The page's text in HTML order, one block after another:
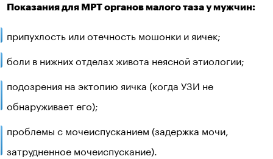
Показания для МРТ органов малого таза у мужчин:
припухлость или отечность мошонки и яичек;
боли в нижних отделах живота неясной этиологии;
подозрения на эктопию яичка (когда УЗИ не
обнаруживает его);
проблемы с мочеиспусканием (задержка мочи,
затрудненное мочеиспускание).